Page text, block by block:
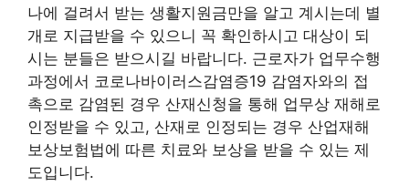
나에 걸려서 받는 생활지원금만을 알고 계시는데 별
개로 지급받을 수 있으니 꼭 확인하시고 대상이 되
시는 분들은 받으시길 바랍니다. 근로자가 업무수행
과정에서 코로나바이러스감염증19 감염자와의 접
촉으로 감염된 경우 산재신청을 통해 업무상 재해로
인정받을 수 있고, 산재로 인정되는 경우 산업재해
보상보험법에 따른 치료와 보상을 받을 수 있는 제
도입니다.